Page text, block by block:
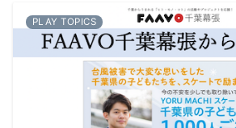
PLAY TOPICS